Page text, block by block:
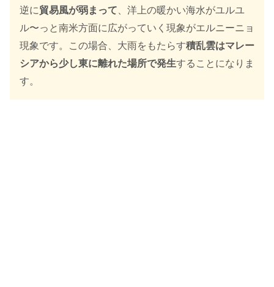
逆に貿易風が弱まって 、洋上の暖かい海水がユルユ
ル〜っと南米方面に広がっていく現象がエルニーニョ
現象です。この場合、大雨をもたらす積乱雲はマレー
シアから少し東に離れた場所で発生することになりま
す。